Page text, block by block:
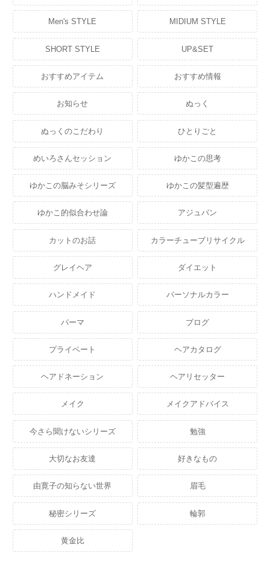
Men's STYLE MIDIUM STYLE
SHORT STYLE UP&SET
おすすめアイテム おすすめ情報
お知らせ ぬっく
ぬっくのこだわり ひとりごと
めいろさんセッション ゆかこの思考
ゆかこの脳みそシリーズ ゆかこの髪型遍歴
ゆかこ的似合わせ論 アジュバン
カットのお話 カラーチューブリサイクル
グレイヘア ダイエット
ハンドメイド パーソナルカラー
パーマ ブログ
プライベート ヘアカタログ
ヘアドネーション ヘアリセッター
メイク メイクアドバイス
今さら聞けないシリーズ 勉強
大切なお友達 好きなもの
由寛子の知らない世界 眉毛
秘密シリーズ 輪郭
黄金比